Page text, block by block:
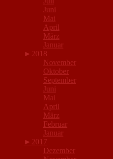
Juni
Mai
April
März
Januar
► 2018
November
Oktober
September
Juni
Mai
April
März
Februar
Januar
► 2017
Dezember